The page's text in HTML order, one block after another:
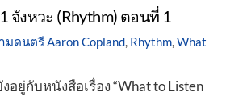
จังหวะ (Rhythm) ตอนที่ 1
มดนตรีAaron Copland, Rhythm,What
อยู่กับหนังสือเรื่อง “What to Listen